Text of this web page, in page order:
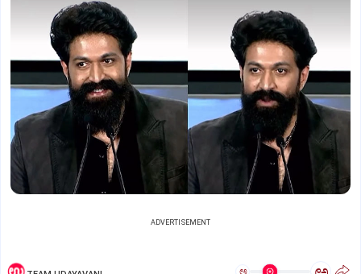
ADVERTISEMENT